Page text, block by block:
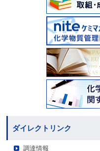
ダイレクトリンク
調達情報